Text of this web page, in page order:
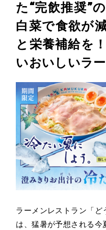
サス
お
た“完飲推奨”
白菜で食欲が
と栄養補給を
いおいしいラ
ラーメンレストラン「ど
は、猛暑が予想される今